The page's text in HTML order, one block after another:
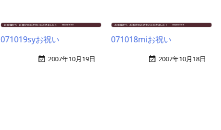
071019syお祝い
 2007年10月19日
071018miお祝い
 2007年10月18日